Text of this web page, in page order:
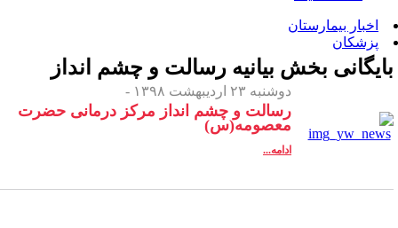
اخبار بیمارستان
پزشکان
بخشبیانیه رسالت و چشم انداز
دوشنبه ۲۳ اردیبهشت ۱۳۹۸ -
رسالت و چشم انداز مرکز درمانی حضرت
معصومه(س)
ادامه...